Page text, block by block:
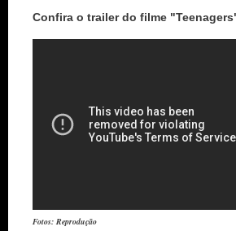
Confira o trailer do filme
Fotos: Reprodução